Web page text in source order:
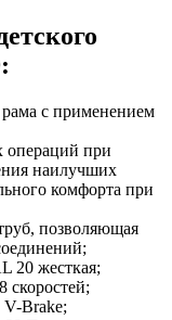
с применением
операций при
наилучших
комфорта при
позволяющая
20 жесткая;
скоростей;
Brake;